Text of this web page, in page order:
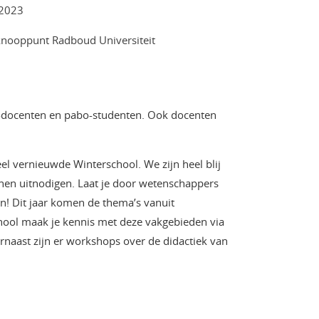
Radboud Universiteit
en pabo-studenten. Ook docenten
vernieuwde Winterschool. We zijn heel blij
uitnodigen. Laat je door wetenschappers
Dit jaar komen de thema’s vanuit
maak je kennis met deze vakgebieden via
zijn er workshops over de didactiek van